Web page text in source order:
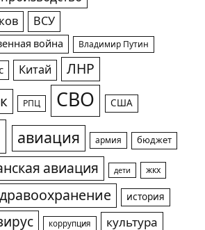
ВСУ
война Владимир Путин
Китай ЛНР
РПЦ СВО США
авиация армия бюджет
авиация дети жкх
история
коррупция
культура